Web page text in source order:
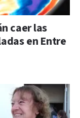
caer las
en Entre